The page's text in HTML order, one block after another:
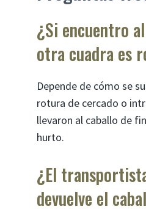
¿Si encuentro
otra cuadra es
Depende de cómo se
rotura de cercado o
llevaron al caballo de
hurto.
¿El
devuelve el